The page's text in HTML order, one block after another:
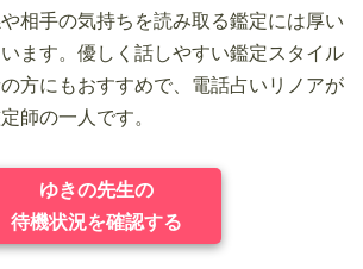
相手の気持ちを読み取る鑑定には厚い
ます。優しく話しやすい鑑定スタイル
方にもおすすめで、電話占いリノアが
師の一人です。
ゆきの先生の
待機状況を確認する